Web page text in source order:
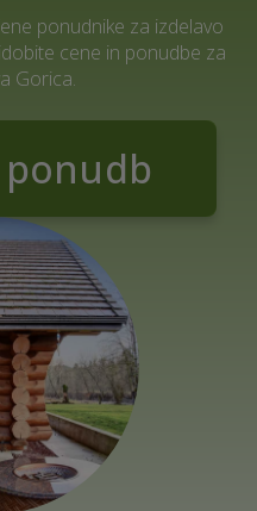
ponudnike za izdelavo
cene in ponudbe za
Gorica.